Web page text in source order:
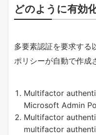
どのように有効
多要素認証を要求する
ポリシーが自動で作成
Multifactor
Microsoft Admin
Multifactor
multifactor